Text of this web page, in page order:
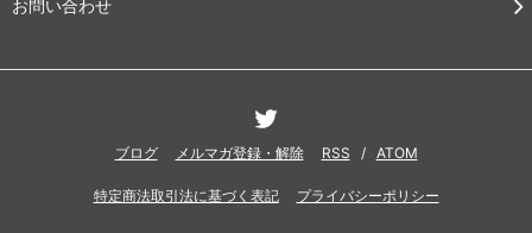
お問い合わせ
ブログ メルマガ登録・解除 RSS / ATOM
特定商法取引法に基づく表記 プライバシーポリシー